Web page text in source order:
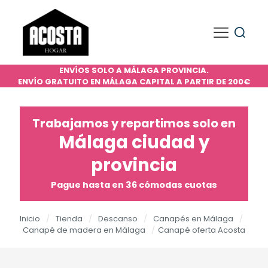
ENVÍOS SOLO A MÁLAGA PROVINCIA.
ENVÍO GRATUITO EN MÁLAGA CAPITAL A PARTIR DE 200€
Trabajamos y repartimos solo en
Málaga ciudad y
provincia
Pague hasta en 36 cómodas cuotas
Inicio / Tienda / Descanso / Canapés en Málaga
/
Canapé de madera en Málaga
/ Canapé oferta Acosta